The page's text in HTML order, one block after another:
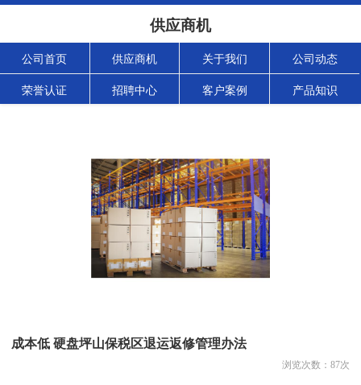
供应商机
公司首页 供应商机 关于我们 公司动态
荣誉认证 招聘中心 客户案例 产品知识
成本低 硬盘坪山保税区退运返修管理办法
浏览次数： 87次